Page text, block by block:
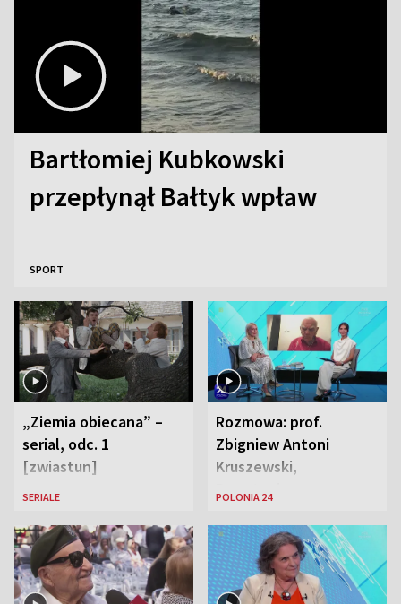
Bartłomiej Kubkowski
przepłynął Bałtyk wpław
SPORT
„Ziemia obiecana” –
serial, odc. 1
[zwiastun]
SERIALE
Rozmowa: prof.
Zbigniew Antoni
Kruszewski,
Powstaniec
Zaryan, piosenkarka
POLONIA 24